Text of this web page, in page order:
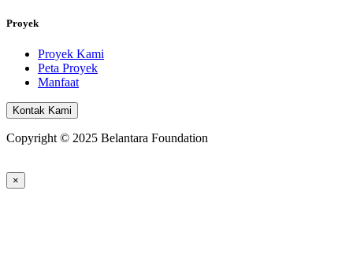
Proyek
Proyek Kami
Peta Proyek
Manfaat
Kontak Kami
Copyright © 2025 Belantara Foundation
×